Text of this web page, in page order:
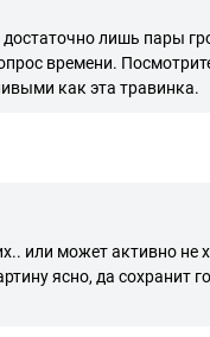
лишь пары
времени.
как эта травинка.
или может активно не
ясно, да сохранит